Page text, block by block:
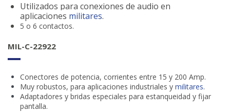
Utilizados para conexiones de audio en
aplicaciones militares.
5 o 6 contactos.
MIL-C-22922
Conectores de potencia, corrientes entre 15 y 200 Amp.
Muy robustos, para aplicaciones industriales y militares.
Adaptadores y bridas especiales para estanqueidad y fijar
pantalla.